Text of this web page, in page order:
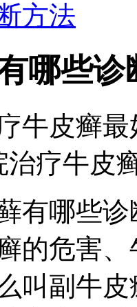
方法
哪些诊
牛皮癣
治疗牛皮
哪些诊
的危害
叫副牛皮